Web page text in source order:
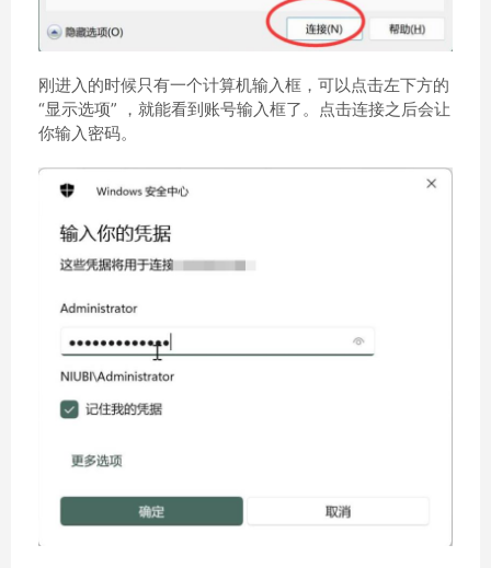
刚进入的时候只有一个计算机输入框，可以点击左下方的
“显示选项” ，就能看到账号输入框了。点击连接之后会让
你输入密码。